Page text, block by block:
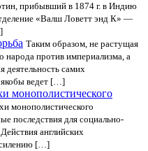
прибывший в 1874 г. в Индию
«Валш Ловетт энд К» —
Таким образом, не растущая
народа против империализма, а
деятельность самих
якобы ведет […]
монополистического
монополистического
последствия для социально-
английских
[…]